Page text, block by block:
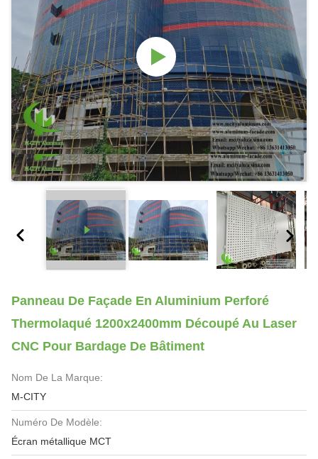
Panneau De Façade En Aluminium Perforé
Thermolaqué 1200x2400mm Découpé Au Laser
CNC Pour Bardage De Bâtiment
Nom De La Marque:
M-CITY
Numéro De Modèle:
Écran métallique MCT